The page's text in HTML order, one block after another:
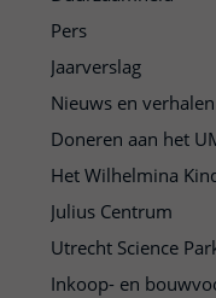
Pers
Jaarverslag
Nieuws en verhalen
Doneren aan het
Het Wilhelmina
Julius Centrum
Utrecht Science
Inkoop- en